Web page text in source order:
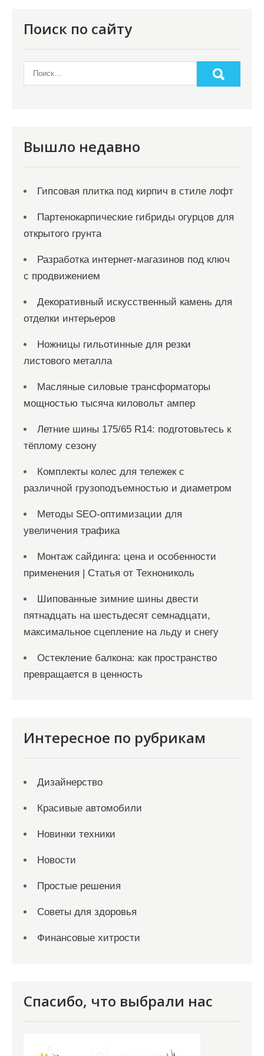
м
Поиск по сайту
Вышло недавно
Гипсовая плитка под кирпич в стиле лофт
Партенокарпические гибриды огурцов для
открытого грунта
Разработка интернет-магазинов под ключ
с продвижением
Декоративный искусственный камень для
отделки интерьеров
Ножницы гильотинные для резки
листового металла
Масляные силовые трансформаторы
мощностью тысяча киловольт ампер
Летние шины 175/65 R14: подготовьтесь к
тёплому сезону
Комплекты колес для тележек с
различной грузоподъемностью и диаметром
Методы SEO-оптимизации для
увеличения трафика
Монтаж сайдинга: цена и особенности
применения | Статья от Технониколь
Шипованные зимние шины двести
пятнадцать на шестьдесят семнадцати,
максимальное сцепление на льду и снегу
Остекление балкона: как пространство
превращается в ценность
Интересное по рубрикам
Дизайнерство
Красивые автомобили
Новинки техники
Новости
Простые решения
Советы для здоровья
Финансовые хитрости
Спасибо, что выбрали нас